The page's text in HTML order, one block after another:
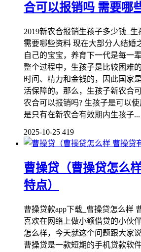
合可以报销吗 需要哪
2019新农合报销生孩子多少钱_
需要哪些资料 现在大部分人结婚
自己的宝宝，养育下一代是每一
整个过程中，生孩子是比较困难
时间、精力和金钱的，因此国家
活保障的。那么，生孩子新农合
农合可以报销吗? 生孩子是可以
是只有在新农合有效期内生孩子...
2025-10-25 419
曹操贷（曹操贷怎么
特点）
曹操贷款app下载_曹操贷怎么样
喜欢在网络上做小额借贷的小伙
怎么样，今天就这个问题跟大家
曹操贷是一款短期的手机贷款软